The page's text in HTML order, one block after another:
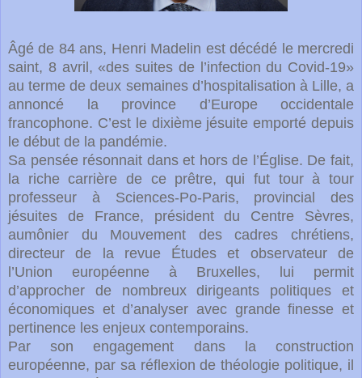
Âgé de 84 ans, Henri Madelin est décédé le mercredi
saint, 8 avril, «des suites de l’infection du Covid-19»
au terme de deux semaines d’hospitalisation à Lille, a
annoncé la province d’Europe occidentale
francophone. C’est le dixième jésuite emporté depuis
le début de la pandémie.
Sa pensée résonnait dans et hors de l’Église. De fait,
la riche carrière de ce prêtre, qui fut tour à tour
professeur à Sciences-Po-Paris, provincial des
jésuites de France, président du Centre Sèvres,
aumônier du Mouvement des cadres chrétiens,
directeur de la revue Études et observateur de
l’Union européenne à Bruxelles, lui permit
d’approcher de nombreux dirigeants politiques et
économiques et d’analyser avec grande finesse et
pertinence les enjeux contemporains.
Par son engagement dans la construction
européenne, par sa réflexion de théologie politique, il